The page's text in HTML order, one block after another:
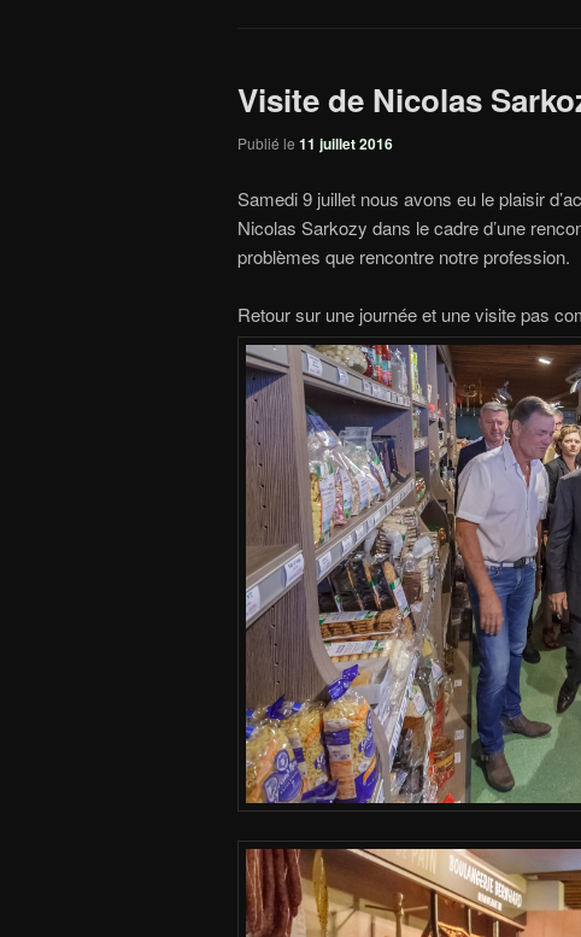
Visite de Nicolas
Publié le 11 juillet 2016
Samedi 9 juillet nous avons eu le plaisir
Nicolas Sarkozy dans le cadre d’une
problèmes que rencontre notre profession.
Retour sur une journée et une visite pas